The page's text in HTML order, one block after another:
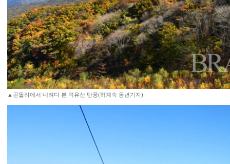
▲곤돌라에서 내려다 본 덕유산 단풍(허계숙 동년기자)